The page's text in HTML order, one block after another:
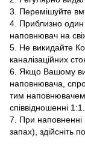
3. Перемішуйте
4. Приблизно один
наповнювач на
5. Не викидайте
каналізаційних
6. Якщо Вашому
наповнювача,
тим
співвідношенні 1:1.
7. При наповненні
запах), здійсніть